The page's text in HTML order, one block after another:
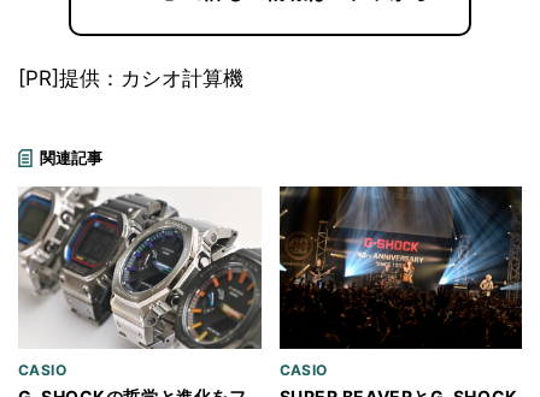
[PR]提供：カシオ計算機
関連記事
CASIO CASIO